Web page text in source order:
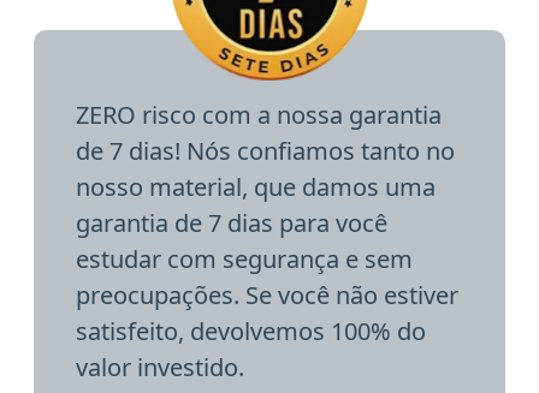
ZERO risco com a nossa garantia
de 7 dias! Nós confiamos tanto no
nosso material, que damos uma
garantia de 7 dias para você
estudar com segurança e sem
preocupações. Se você não estiver
satisfeito, devolvemos 100% do
valor investido.